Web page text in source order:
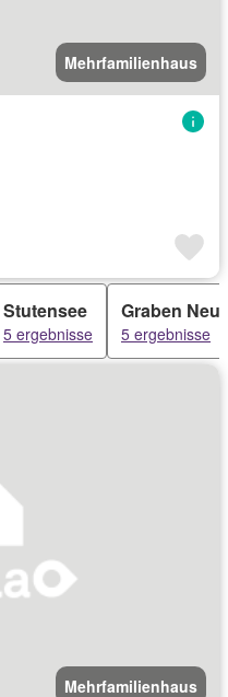
Mehrfamilienhaus
Stutensee
5 ergebnisse
Graben
5 ergebnisse
Mehrfamilienhaus